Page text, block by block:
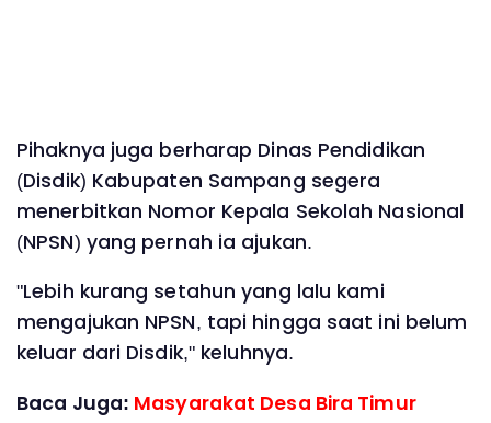
Pihaknya juga berharap Dinas Pendidikan
(Disdik) Kabupaten Sampang segera
menerbitkan Nomor Kepala Sekolah Nasional
(NPSN) yang pernah ia ajukan.
"Lebih kurang setahun yang lalu kami
mengajukan NPSN, tapi hingga saat ini belum
keluar dari Disdik," keluhnya.
Baca Juga: Masyarakat Desa Bira Timur